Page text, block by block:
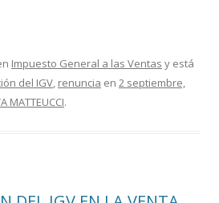
Impuesto General a las Ventas y está
del IGV, renuncia en 2 septiembre,
MATTEUCCI.